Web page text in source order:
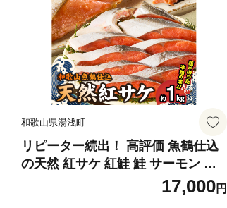
和歌山県湯浅町
リピーター続出！ 高評価 魚鶴仕込
の天然 紅サケ 紅鮭 鮭 サーモン 切
身 切り身 約1kg レビュー高評価 小
分け 真空パック 梅酒 真昆布 使用
17,000円